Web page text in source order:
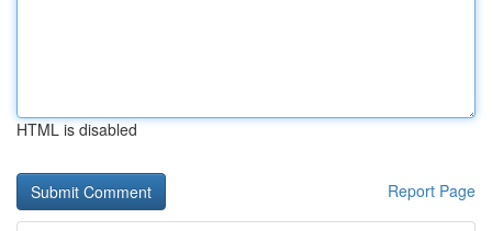
HTML is disabled
Report Page